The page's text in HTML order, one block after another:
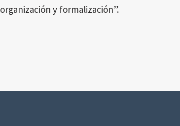
organización y formalización”.